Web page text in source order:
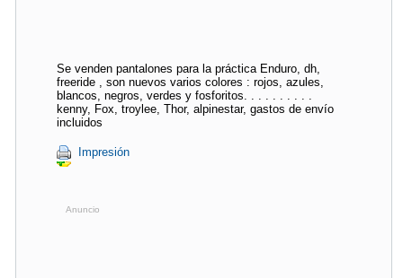
Se venden pantalones para la práctica Enduro, dh,
freeride , son nuevos varios colores : rojos, azules,
blancos, negros, verdes y fosforitos. . . . . . . . . .
kenny, Fox, troylee, Thor, alpinestar, gastos de envío
incluidos
Impresión
Anuncio